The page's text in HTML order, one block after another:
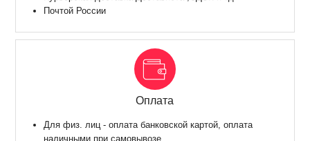
Почтой России
Оплата
Для физ. лиц - оплата банковской картой, оплата
наличными при самовывозе